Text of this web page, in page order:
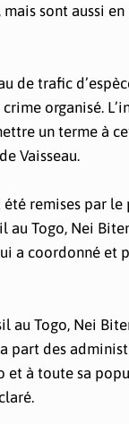
sont aussi
de trafic
organisé.
un terme à
Vaisseau.
été remises par
au Togo, Nei
a coordonné et
au Togo, Nei
part des
et à toute sa